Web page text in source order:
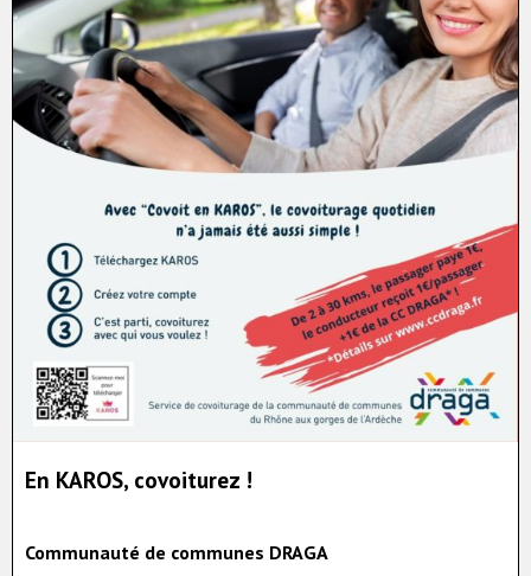
En KAROS, covoiturez !
Communauté de communes DRAGA